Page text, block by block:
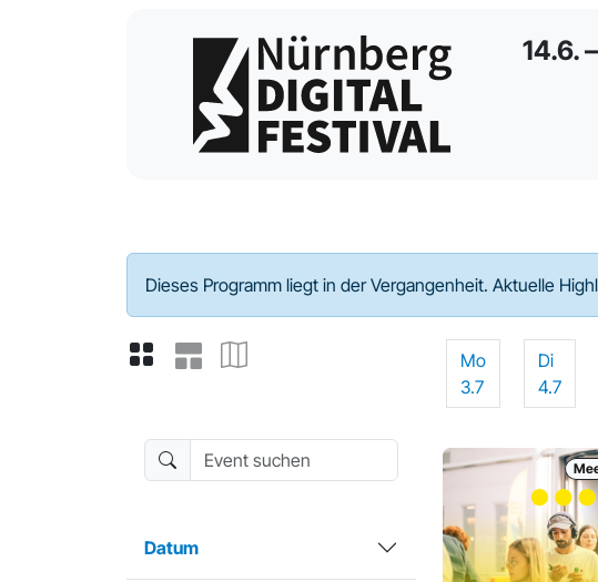
14.6.
Programm - 2023
Dieses Programm liegt in der Vergangenheit. Aktuelle
Event suchen
Datum
Mo
3.7
Di
4.7